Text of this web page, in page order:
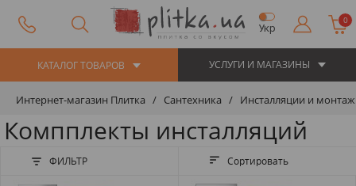
Укр
0
КАТАЛОГ ТОВАРОВ УСЛУГИ И МАГАЗИНЫ
Интернет-магазин Плитка Сантехника Инсталляции и монтаж
Компплекты инсталляций
ФИЛЬТР Сортировать